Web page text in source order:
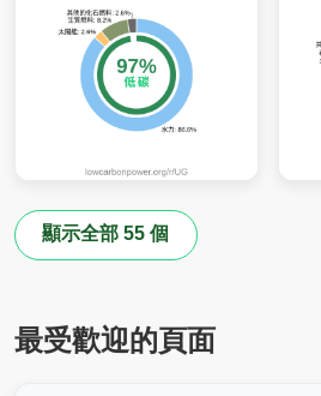
顯示全部 55 個
最受歡迎的頁面